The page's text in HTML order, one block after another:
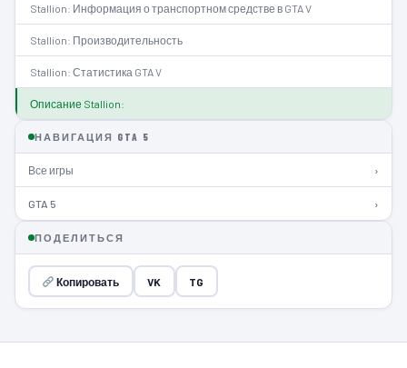
Stallion: Информация о транспортном средстве в GTA V
Stallion: Производительность
Stallion: Статистика GTA V
Описание Stallion:
НАВИГАЦИЯ GTA 5
Все игры ›
GTA 5 ›
ПОДЕЛИТЬСЯ
Копировать VK TG